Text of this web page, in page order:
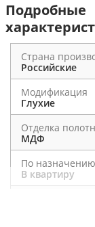
Подробные
Страна
Российские
Модификация
Глухие
Отделка
МДФ
По назначению
В квартиру